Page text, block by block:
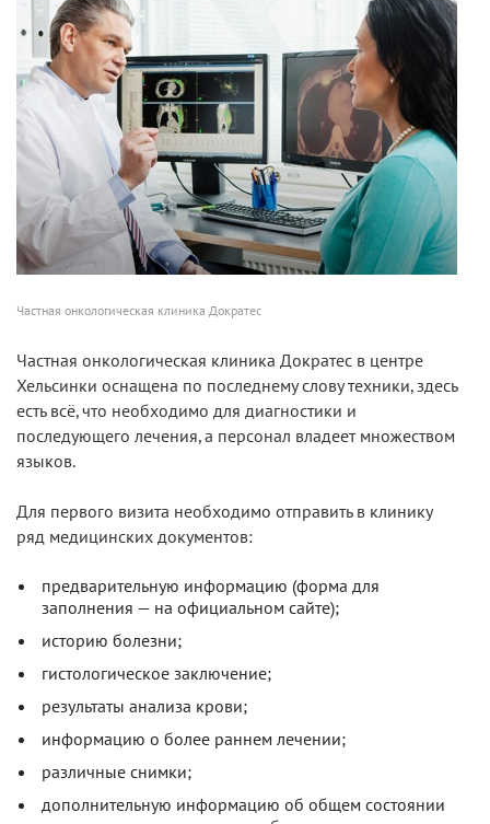
Частная онкологическая клиника Дократес
Частная онкологическая клиника Дократес в центре
Хельсинки оснащена по последнему слову техники, здесь
есть всё, что необходимо для диагностики и
последующего лечения, а персонал владеет множеством
языков.
Для первого визита необходимо отправить в клинику
ряд медицинских документов:
предварительную информацию (форма для
заполнения — на официальном сайте);
историю болезни;
гистологическое заключение;
результаты анализа крови;
информацию о более раннем лечении;
различные снимки;
дополнительную информацию об общем состоянии